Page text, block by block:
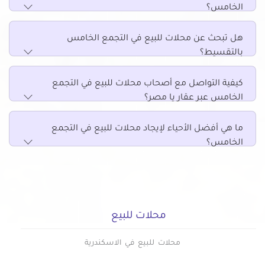
الخامس؟
هل تبحث عن محلات للبيع في التجمع الخامس
بالتقسيط؟
كيفية التواصل مع أصحاب محلات للبيع في التجمع
الخامس عبر عقار يا مصر؟
ما هي أفضل الأحياء لإيجاد محلات للبيع في التجمع
الخامس؟
محلات للبيع
محلات للبيع في الاسكندرية